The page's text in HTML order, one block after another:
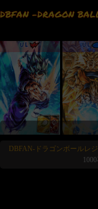
DBFAN -DRAGON
UL UL
DBFAN-ドラゴンボールレ